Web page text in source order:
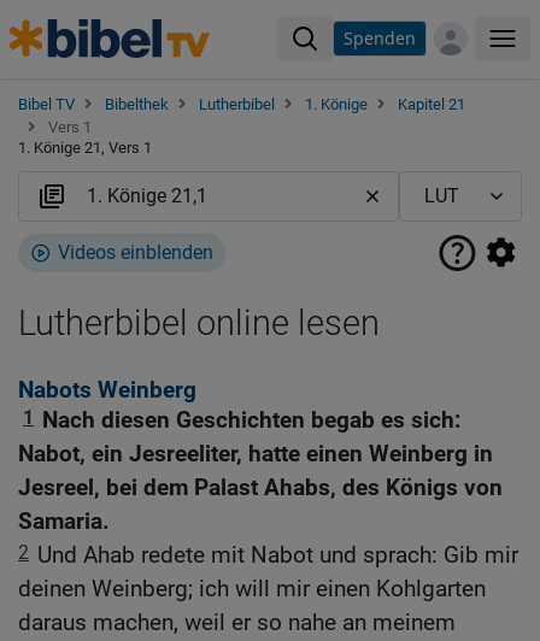
Spenden
Bibel TV Bibelthek Lutherbibel 1. Könige
Kapitel 21
Vers 1
1. Könige 21, Vers 1
Videos einblenden
Lutherbibel online lesen
Nabots Weinberg
1
Nach diesen Geschichten begab es sich:
Nabot, ein Jesreeliter, hatte einen Weinberg in
Jesreel, bei dem Palast Ahabs, des Königs von
Samaria.
2 Und Ahab redete mit Nabot und sprach: Gib mir
deinen Weinberg; ich will mir einen Kohlgarten
daraus machen, weil er so nahe an meinem